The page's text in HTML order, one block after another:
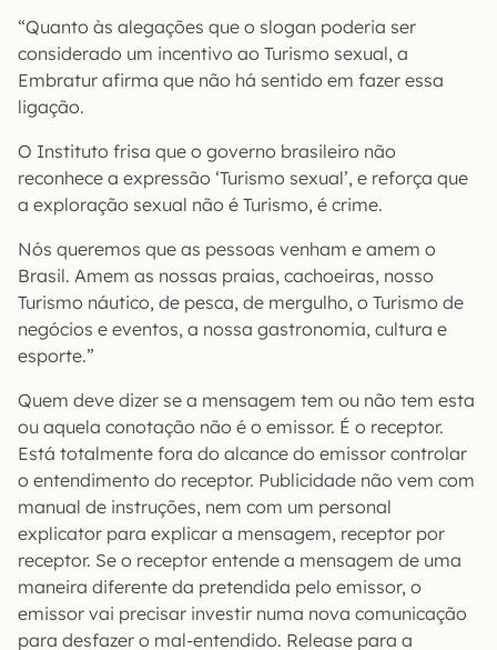
“Quanto às alegações que o slogan poderia ser
considerado um incentivo ao Turismo sexual, a
Embratur afirma que não há sentido em fazer essa
ligação.
O Instituto frisa que o governo brasileiro não
reconhece a expressão ‘Turismo sexual’, e reforça que
a exploração sexual não é Turismo, é crime.
Nós queremos que as pessoas venham e amem o
Brasil. Amem as nossas praias, cachoeiras, nosso
Turismo náutico, de pesca, de mergulho, o Turismo de
negócios e eventos, a nossa gastronomia, cultura e
esporte.”
Quem deve dizer se a mensagem tem ou não tem esta
ou aquela conotação não é o emissor. É o receptor.
Está totalmente fora do alcance do emissor controlar
o entendimento do receptor. Publicidade não vem com
manual de instruções, nem com um personal
explicator para explicar a mensagem, receptor por
receptor. Se o receptor entende a mensagem de uma
maneira diferente da pretendida pelo emissor, o
emissor vai precisar investir numa nova comunicação
para desfazer o mal-entendido. Release para a